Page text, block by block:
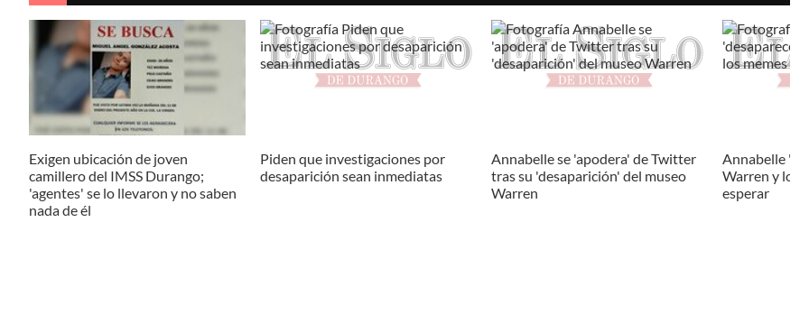
Exigen ubicación de joven
camillero del IMSS Durango;
'agentes' se lo llevaron y no saben
nada de él
Piden que investigaciones por
desaparición sean inmediatas
Annabelle se 'apodera' de Twitter
tras su 'desaparición' del museo
Warren
Annabelle
Warren y los
esperar